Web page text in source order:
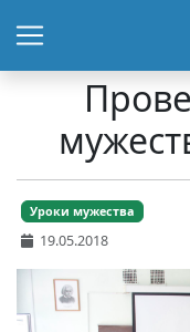
Уроки мужества
19.05.2018